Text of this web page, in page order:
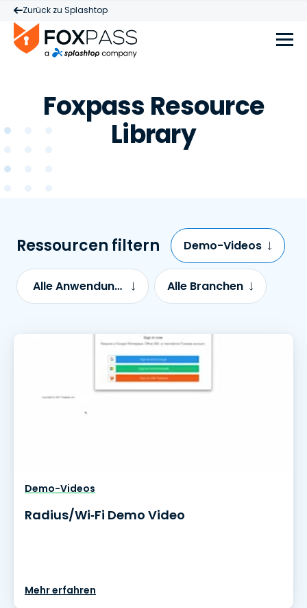
Zurück zu Splashtop
Foxpass Resource
Library
Ressourcen filtern Demo-Videos
Alle Anwendungsfälle Alle Branchen
Demo-Videos
Radius/Wi‑Fi Demo Video
Mehr erfahren